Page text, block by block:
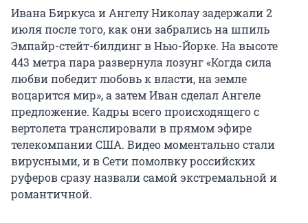
Ивана Биркуса и Ангелу Николау задержали 2
июля после того, как они забрались на шпиль
Эмпайр-стейт-билдинг в Нью-Йорке. На высоте
443 метра пара развернула лозунг «Когда сила
любви победит любовь к власти, на земле
воцарится мир», а затем Иван сделал Ангеле
предложение. Кадры всего происходящего с
вертолета транслировали в прямом эфире
телекомпании США. Видео моментально стали
вирусными, и в Сети помолвку российских
руферов сразу назвали самой экстремальной и
романтичной.